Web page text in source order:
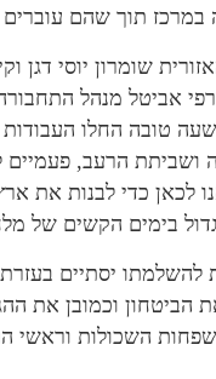
שומרון יוסי דגן
אביטל מנהל
טובה החלו
הרעב, פעמיים
לכאן כדי לבנות את
הביטחון וכמובן את
השכולות וראשי